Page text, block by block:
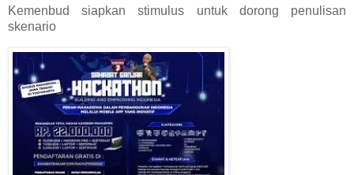
Kemenbud siapkan stimulus untuk dorong penulisan
skenario